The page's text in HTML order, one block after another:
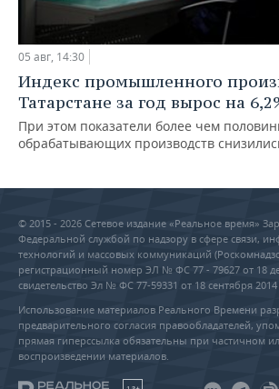
05 авг, 14:30
Индекс промышленного
Татарстане за год вырос на
При этом показатели более чем
обрабатывающих производств
© 2015 - 2026 Сетевое издание «Реальное время»
Федеральной службой по надзору в сфере связи,
технологий и массовых коммуникаций
регистрационный номер ЭЛ № ФС 77 - 79627 от 18
свидетельство Эл № ФС 77-59331 от 18 сентября 2014
Использование материалов Реального Времени
предварительного согласия правообладателей,
прямая гиперссылка обязательны при частичном
воспроизведении материалов.